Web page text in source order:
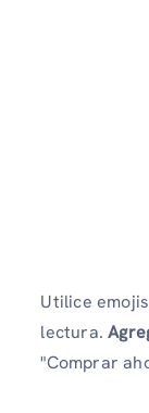
Utilice
lectura.
"Comprar